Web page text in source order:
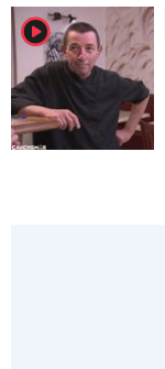
player2